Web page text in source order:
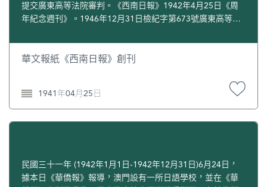
提交廣東高等法院審判。《西南日報》1942年4月25日《周
年紀念週刊》。1946年12月31日檢紀字第673號廣東高等法
《復興日報》l946年2月9日；轉自陳錫豪：《抗日戰爭時期
的澳門》，第61頁。
華文報紙《西南日報》創刊
1941年04月25日
民國三十一年 (1942年1月1日-1942年12月31日)6月24日，
據本日《華僑報》報導，澳門設有一所日語學校，並在《華